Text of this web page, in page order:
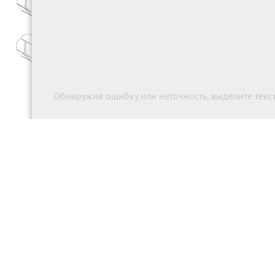
Обнаружив ошибку или неточность, выделите